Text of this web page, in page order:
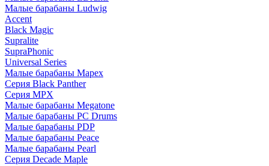
Малые барабаны Ludwig
Accent
Black Magic
Supralite
SupraPhonic
Universal Series
Малые барабаны Mapex
Серия Black Panther
Серия MPX
Малые барабаны Megatone
Малые барабаны PC Drums
Малые барабаны PDP
Малые барабаны Peace
Малые барабаны Pearl
Серия Decade Maple